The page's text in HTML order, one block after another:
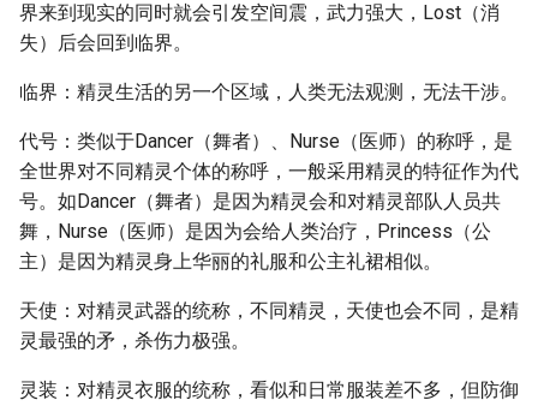
界来到现实的同时就会引发空间震，武力强大，Lost（消
失）后会回到临界。
临界：精灵生活的另一个区域，人类无法观测，无法干涉。
代号：类似于Dancer（舞者）、Nurse（医师）的称呼，是
全世界对不同精灵个体的称呼，一般采用精灵的特征作为代
号。如Dancer（舞者）是因为精灵会和对精灵部队人员共
舞，Nurse（医师）是因为会给人类治疗，Princess（公
主）是因为精灵身上华丽的礼服和公主礼裙相似。
天使：对精灵武器的统称，不同精灵，天使也会不同，是精
灵最强的矛，杀伤力极强。
灵装：对精灵衣服的统称，看似和日常服装差不多，但防御